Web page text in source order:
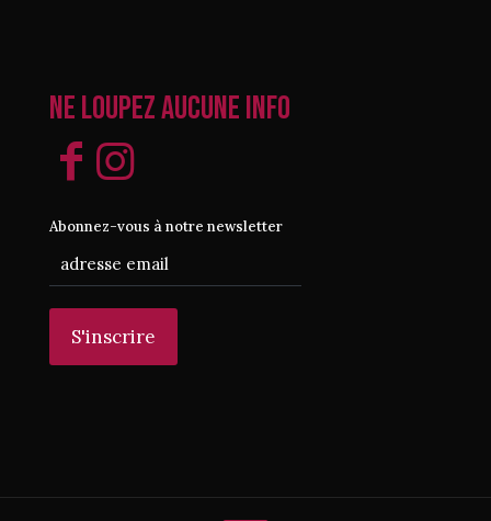
Ne loupez aucune info
Abonnez-vous à notre newsletter